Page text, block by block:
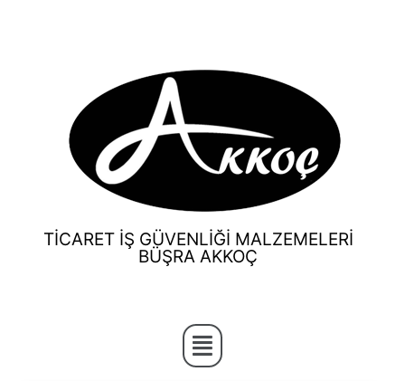
TİCARET İŞ GÜVENLİĞİ MALZEMELERİ
BÜŞRA AKKOÇ